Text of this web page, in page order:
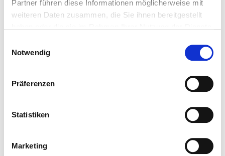
Partner führen diese Informationen möglicherweise mit
weiteren Daten zusammen, die Sie ihnen bereitgestellt
Notwendig
Präferenzen
Statistiken
Marketing
Hygiene
Ein/e Hygienebeauftragte/r wurde nicht
eingerichtet
Hygienekommission
Hygienestandard ZVK und weitere Maßnahmen
Umgang mit Wunden